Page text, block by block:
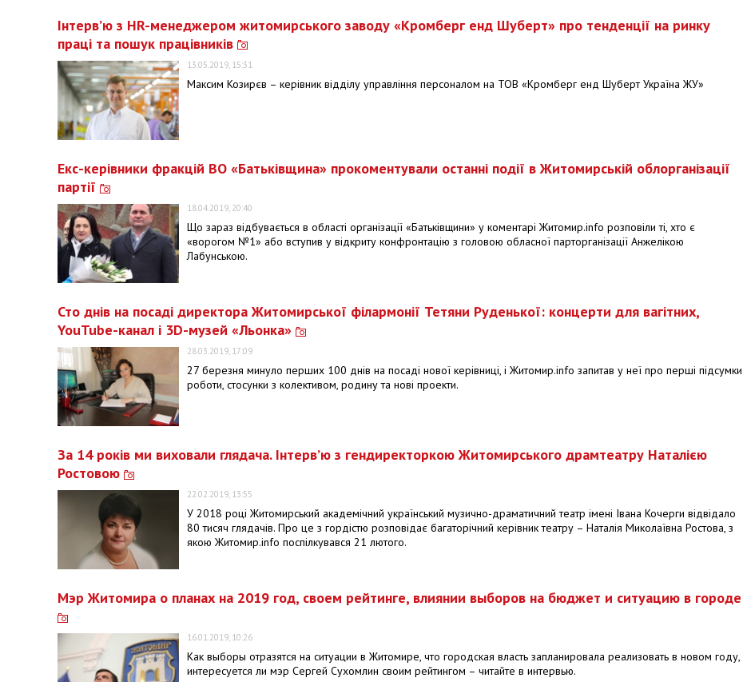
Інтерв’ю з HR-менеджером житомирського заводу «Кромберг енд Шуберт» про тенденції на ринку
праці та пошук працівників
13.05.2019, 15:31
Максим Козирєв – керівник відділу управління персоналом на ТОВ «Кромберг енд Шуберт Україна ЖУ»
Екс-керівники фракцій ВО «Батьківщина» прокоментували останні події в Житомирській облорганізації
партії
18.04.2019, 20:40
Що зараз відбувається в області організації «Батьківщини» у коментарі Житомир.info розповіли ті, хто є
«ворогом №1» або вступив у відкриту конфронтацію з головою обласної парторганізації Анжелікою
Лабунською.
​​Сто днів на посаді директора Житомирської філармонії Тетяни Руденької: концерти для вагітних,
YouTube-канал і 3D-музей «Льонка»
28.03.2019, 17:09
27 березня минуло перших 100 днів на посаді нової керівниці, і Житомир.info запитав у неї про перші підсумки
роботи, стосунки з колективом, родину та нові проекти.
За 14 років ми виховали глядача. Інтерв’ю з гендиректоркою Житомирського драмтеатру Наталією
Ростовою
22.02.2019, 13:55
У 2018 році Житомирський академічний український музично-драматичний театр імені Івана Кочерги відвідало
80 тисяч глядачів. Про це з гордістю розповідає багаторічний керівник театру – Наталія Миколаївна Ростова, з
якою Житомир.info поспілкувався 21 лютого.
Мэр Житомира о планах на 2019 год, своем рейтинге, влиянии выборов на бюджет и ситуацию в городе
16.01.2019, 10:26
Как выборы отразятся на ситуации в Житомире, что городская власть запланировала реализовать в новом году,
интересуется ли мэр Сергей Сухомлин своим рейтингом – читайте в интервью.